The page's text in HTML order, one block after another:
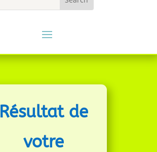
Résultat de
votre